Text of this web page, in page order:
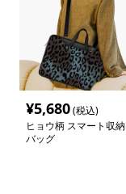
¥5,680(税込)
ヒョウ柄 スマート収納
バッグ